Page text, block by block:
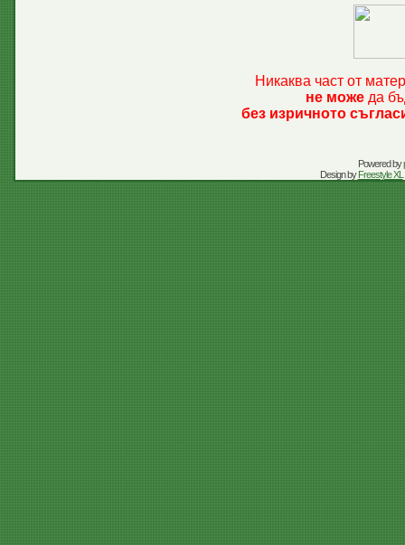
Никаква част от
не може да
без изричното
Powered by
Design byFreestyle XL